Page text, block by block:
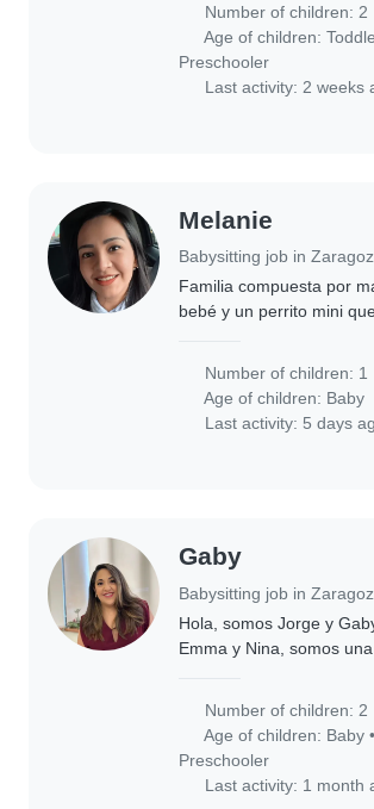
guardería. Nuestros hijos
energéticos, curiosos..
Number of children: 2
Age of children:
Preschooler
Last activity: 2 weeks
Melanie
Babysitting job in
Familia compuesta por
bebé y un perrito mini
Number of children: 1
Age of children: Baby
Last activity: 5 days
Gaby
Babysitting job in
Hola, somos Jorge y
Emma y Nina, somos una
kinder toda..
Number of children: 2
Age of children: Baby •
Preschooler
Last activity: 1 month